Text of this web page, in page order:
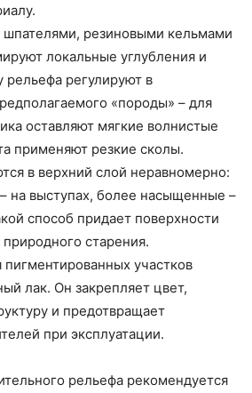
резиновыми кельмами
локальные углубления и
рельефа регулируют в
«породы» – для
оставляют мягкие волнистые
применяют резкие сколы.
в верхний слой неравномерно:
на выступах, более насыщенные –
способ придает поверхности
старения.
участков
лак. Он закрепляет цвет,
и предотвращает
при эксплуатации.
рельефа рекомендуется